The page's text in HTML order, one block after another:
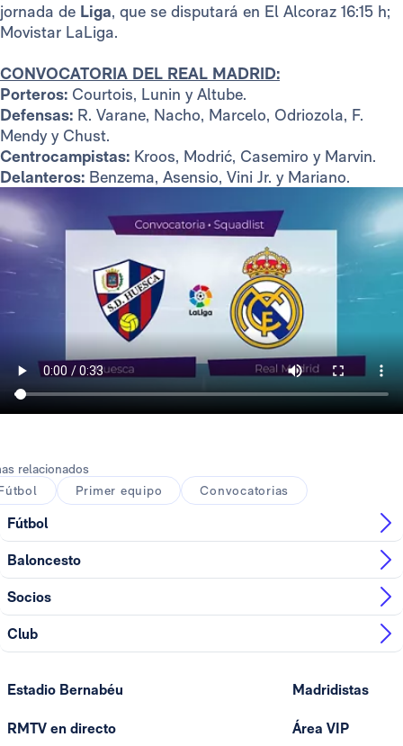
jornada de Liga, que se disputará en El Alcoraz 16:15 h;
Movistar LaLiga.
CONVOCATORIA DEL REAL MADRID:
Porteros: Courtois, Lunin y Altube.
Defensas: R. Varane, Nacho, Marcelo, Odriozola, F.
Mendy y Chust.
Centrocampistas: Kroos, Modrić, Casemiro y Marvin.
Delanteros: Benzema, Asensio, Vini Jr. y Mariano.
relacionados
Primer equipo Convocatorias
Fútbol
Baloncesto
Socios
Club
Estadio Bernabéu
RMTV en directo
Madridistas
Área VIP